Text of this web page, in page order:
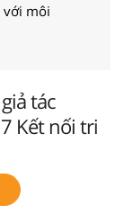
với môi
tác
Kết nối tri